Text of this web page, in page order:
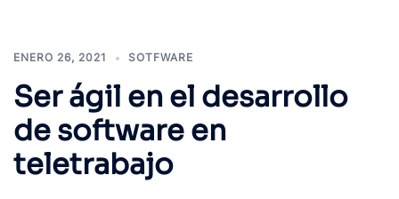
ENERO 26, 2021 SOTFWARE
Ser ágil en el desarrollo
de software en
teletrabajo